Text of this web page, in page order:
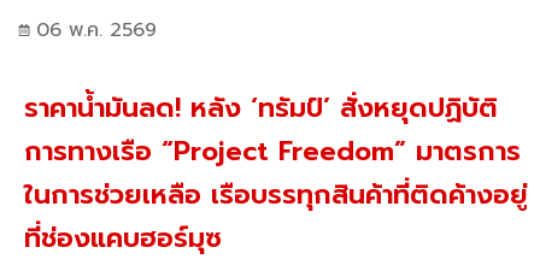
06 พ.ค. 2569
ราคาน้ำมันลด! หลัง ‘ทรัมป์’ สั่งหยุดปฏิบัติ
การทางเรือ “Project Freedom” มาตรการ
ในการช่วยเหลือ เรือบรรทุกสินค้าที่ติดค้างอยู่
ที่ช่องแคบฮอร์มุซ